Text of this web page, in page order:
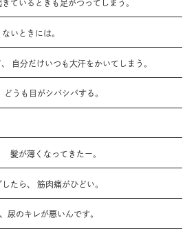
ているときも足がつってしまう。
いときには。
自分だけいつも大汗をかいてしまう。
うも目がシバシバする。
髪が薄くなってきたー。
たら、 筋肉痛がひどい。
尿のキレが悪いんです。